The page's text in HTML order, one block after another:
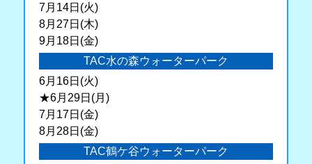
7月14日(火)
8月27日(木)
9月18日(金)
TAC水の森ウォーターパーク
6月16日(火)
★6月29日(月)
7月17日(金)
8月28日(金)
TAC鶴ケ谷ウォーターパーク